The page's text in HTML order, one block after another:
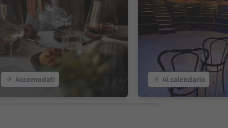
Accomodati Al calendario